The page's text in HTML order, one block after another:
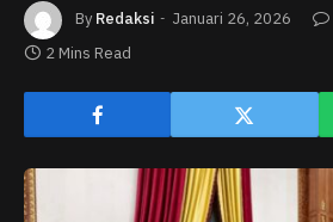
By Redaksi Januari 26, 2026
2 Mins Read